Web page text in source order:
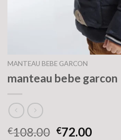
MANTEAU BEBE GARCON
manteau bebe garcon
€108.00 €72.00